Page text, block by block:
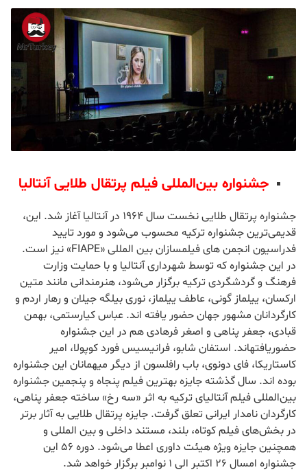
جشنواره بین‌المللی فیلم پرتقال طلایی آنتالیا
جشنواره پرتقال طلایی نخست سال 1964 در آنتالیا آغاز شد. این،
قدیمی‌ترین جشنواره ترکیه محسوب می‌شود و مورد تایید
فدراسیون انجمن های فیلمسازان بین المللی «FIAPE» نیز است.
در این جشنواره که توسط شهرداری آنتالیا و با حمایت وزارت
فرهنگ و گردشگردی ترکیه برگزار می‌شود، هنرمندانی مانند متین
ارکسان، ییلماز گونی، عاطف ییلماز، نوری بیلگه جیلان و رهار اردم و
کارگردانان مشهور جهان حضور یافته اند. عباس کیارستمی، بهمن
قبادی، جعفر پناهی و اصغر فرهادی هم در این جشنواره
حضوریافتهاند. استفان شابو، فرانیسیس فورد کوپولا، امیر
کاستاریکا، فای دونوی، باب رافلسون از دیگر میهمانان این جشنواره
بوده اند. سال گذشته جایزه بهترین فیلم پنجاه و پنجمین جشنواره
بین‌المللی فیلم آنتالیای ترکیه به اثر «سه رخ» ساخته جعفر پناهی،
کارگردان نامدار ایرانی تعلق گرفت. جایزه پرتقال طلایی به آثار برتر
در بخش‌های فیلم کوتاه، بلند، مستند داخلی و بین المللی و
همچنین جایزه ویژه هیئت داوری اعطا می‌شود. دوره 56 این
جشنواره امسال 26 اکتبر الی 1 نوامبر برگزار خواهد شد.